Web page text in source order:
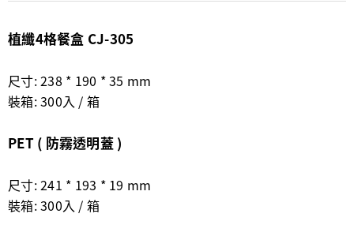
植纖4格餐盒 CJ-305
尺寸: 238 * 190 * 35 mm
裝箱: 300入 / 箱
PET ( 防霧透明蓋 )
尺寸: 241 * 193 * 19 mm
裝箱: 300入 / 箱